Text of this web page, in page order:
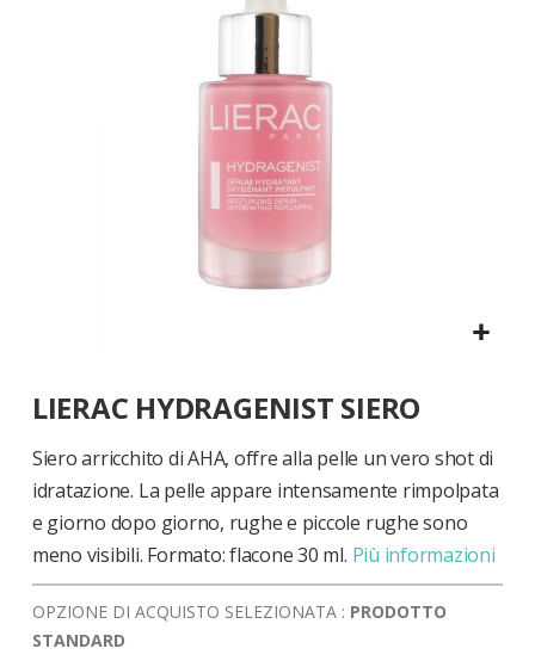
all'inizio
galleria
di
immagini
LIERAC HYDRAGENIST SIERO
Siero arricchito di AHA, offre alla pelle un vero shot di
idratazione. La pelle appare intensamente rimpolpata
e giorno dopo giorno, rughe e piccole rughe sono
meno visibili. Formato: flacone 30 ml. Più informazioni
OPZIONE DI ACQUISTO SELEZIONATA : PRODOTTO
STANDARD